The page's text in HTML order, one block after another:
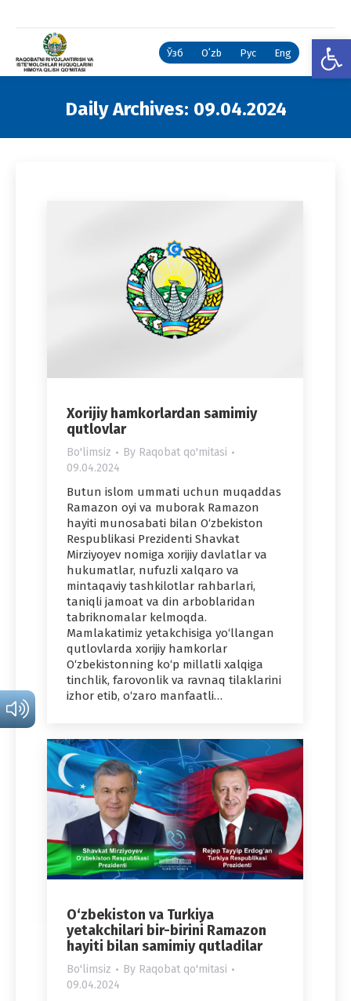
Ўзб Oʻzb Рус Eng
Daily Archives: 09.04.2024
Xorijiy hamkorlardan samimiy
qutlovlar
Bo'limsiz By Raqobat qo'mitasi
09.04.2024
Butun islom ummati uchun muqaddas
Ramazon oyi va muborak Ramazon
hayiti munosabati bilan O‘zbekiston
Respublikasi Prezidenti Shavkat
Mirziyoyev nomiga xorijiy davlatlar va
hukumatlar, nufuzli xalqaro va
mintaqaviy tashkilotlar rahbarlari,
taniqli jamoat va din arboblaridan
tabriknomalar kelmoqda.
Mamlakatimiz yetakchisiga yo‘llangan
qutlovlarda xorijiy hamkorlar
O‘zbekistonning ko‘p millatli xalqiga
tinchlik, farovonlik va ravnaq tilaklarini
izhor etib, o‘zaro manfaatli…
O‘zbekiston va Turkiya
yetakchilari bir-birini Ramazon
hayiti bilan samimiy qutladilar
Bo'limsiz By Raqobat qo'mitasi
09.04.2024